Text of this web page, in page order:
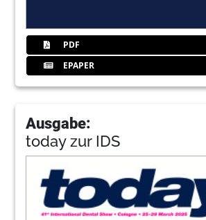
PDF
EPAPER
Ausgabe:
today zur IDS